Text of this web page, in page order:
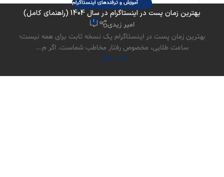
10 آموزش و ترفندهای اینستاگرام
بهترین زمان پست در اینستاگرام در سال 1404 (راهنمای کامل)
امیر زیدی 1
بهترین زمان پست در اینستاگرام یک نسخه ثابت برای همه نیست؛
ساعت طلایی، مخصوص رفتار مخاطب شماست. اگر م...
ادامه مطلب